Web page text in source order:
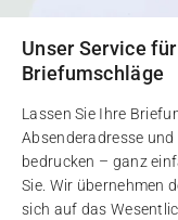
Unser Service
Briefumschläge
Lassen Sie Ihre
Absenderadresse
bedrucken – ganz
Sie. Wir übernehmen
sich auf das